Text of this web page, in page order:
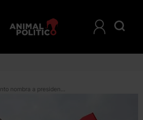
Ucrania: Parlamento nombra a presidente interino